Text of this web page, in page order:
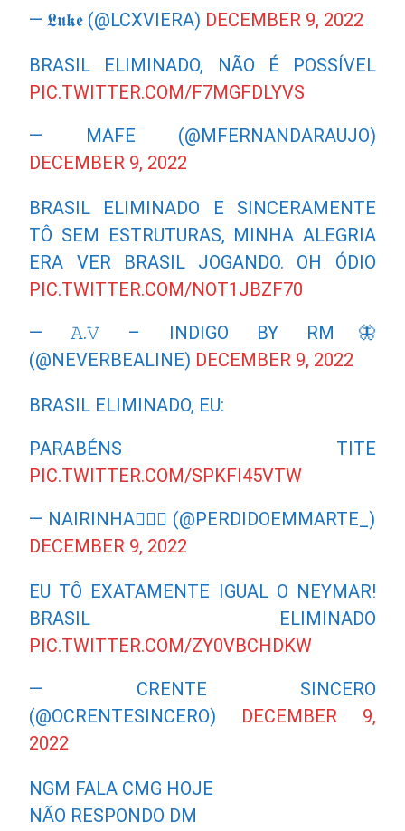
— 𝕷𝖚𝖐𝖊 (@LCXVIERA) DECEMBER 9, 2022
BRASIL ELIMINADO, NÃO É POSSÍVEL
PIC.TWITTER.COM/F7MGFDLYVS
— MAFE (@MFERNANDARAUJO)
DECEMBER 9, 2022
BRASIL ELIMINADO E SINCERAMENTE
TÔ SEM ESTRUTURAS, MINHA ALEGRIA
ERA VER BRASIL JOGANDO. OH ÓDIO
PIC.TWITTER.COM/NOT1JBZF70
— 𝙰.𝚅 – INDIGO BY RM🦋
(@NEVERBEALINE) DECEMBER 9, 2022
BRASIL ELIMINADO, EU:
PARABÉNS TITE
PIC.TWITTER.COM/SPKFI45VTW
— NAIRINHA🏳️‍🌈🦑 (@PERDIDOEMMARTE_)
DECEMBER 9, 2022
EU TÔ EXATAMENTE IGUAL O NEYMAR!
BRASIL ELIMINADO
PIC.TWITTER.COM/ZY0VBCHDKW
— CRENTE SINCERO
(@OCRENTESINCERO) DECEMBER 9,
2022
NGM FALA CMG HOJE
NÃO RESPONDO DM